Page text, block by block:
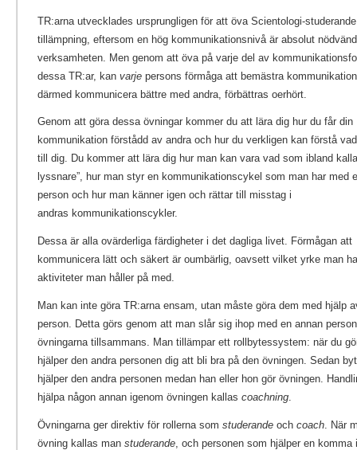
TR:arna utvecklades ursprungligen för att öva Scientologi-
tillämpning, eftersom en hög kommunikationsnivå är absolut
verksamheten. Men genom att öva på varje del av
dessa TR:ar, kan varje persons förmåga att bemästra
därmed kommunicera bättre med andra, förbättras oerhört.
Genom att göra dessa övningar kommer du att lära dig hur du får din
kommunikation förstådd av andra och hur du verkligen kan förstå
till dig. Du kommer att lära dig hur man kan vara vad som ibland
lyssnare”, hur man styr en kommunikationscykel som man har med
person och hur man känner igen och rättar till misstag i
andras kommunikationscykler.
Dessa är alla ovärderliga färdigheter i det dagliga livet. Förmågan att
kommunicera lätt och säkert är oumbärlig, oavsett vilket yrke man
aktiviteter man håller på med.
Man kan inte göra TR:arna ensam, utan måste göra dem med hjälp
person. Detta görs genom att man slår sig ihop med en annan
övningarna tillsammans. Man tillämpar ett rollbytessystem: när du
hjälper den andra personen dig att bli bra på den övningen. Sedan
hjälper den andra personen medan han eller hon gör övningen.
hjälpa någon annan igenom övningen kallas coachning.
Övningarna ger direktiv för rollerna som studerande och coach . När
övning kallas man studerande , och personen som hjälper en komma